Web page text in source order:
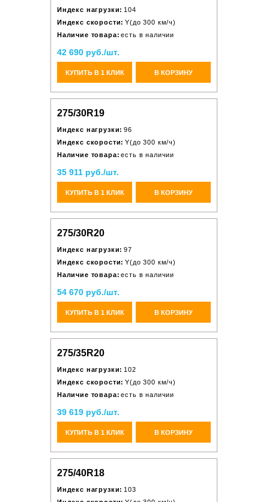
Индекс нагрузки: 104
Индекс скорости: Y(до 300 км/ч)
Наличие товара: есть в наличии
42 690 руб./шт.
КУПИТЬ В 1 КЛИК В КОРЗИНУ
275/30R19
Индекс нагрузки: 96
Индекс скорости: Y(до 300 км/ч)
Наличие товара: есть в наличии
35 911 руб./шт.
КУПИТЬ В 1 КЛИК В КОРЗИНУ
275/30R20
Индекс нагрузки: 97
Индекс скорости: Y(до 300 км/ч)
Наличие товара: есть в наличии
54 670 руб./шт.
КУПИТЬ В 1 КЛИК В КОРЗИНУ
275/35R20
Индекс нагрузки: 102
Индекс скорости: Y(до 300 км/ч)
Наличие товара: есть в наличии
39 619 руб./шт.
КУПИТЬ В 1 КЛИК В КОРЗИНУ
275/40R18
Индекс нагрузки: 103